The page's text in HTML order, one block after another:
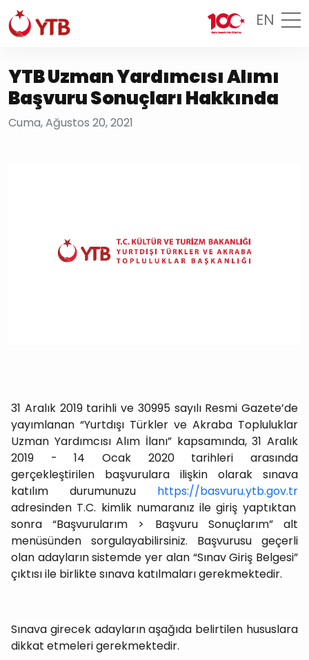
EN
YTB Uzman Yardımcısı Alımı
Başvuru Sonuçları Hakkında
Cuma, Ağustos 20, 2021
31 Aralık 2019 tarihli ve 30995 sayılı Resmi Gazete’de
yayımlanan “Yurtdışı Türkler ve Akraba Topluluklar
Uzman Yardımcısı Alım İlanı” kapsamında, 31 Aralık
2019 - 14 Ocak 2020 tarihleri arasında
gerçekleştirilen başvurulara ilişkin olarak sınava
katılım durumunuzu https://basvuru.ytb.gov.tr
adresinden T.C. kimlik numaranız ile giriş yaptıktan
sonra “Başvurularım > Başvuru Sonuçlarım” alt
menüsünden sorgulayabilirsiniz. Başvurusu geçerli
olan adayların sistemde yer alan “Sınav Giriş Belgesi”
çıktısı ile birlikte sınava katılmaları gerekmektedir.
Sınava girecek adayların aşağıda belirtilen hususlara
dikkat etmeleri gerekmektedir.